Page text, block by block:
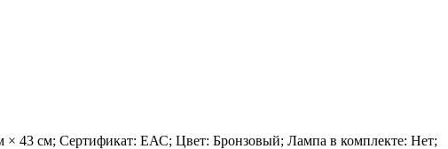
× 43 см; Сертификат: ЕАС; Цвет: Бронзовый; Лампа в комплекте: Нет;